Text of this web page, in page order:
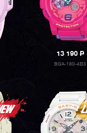
13 190 P
BGA-180-4B3